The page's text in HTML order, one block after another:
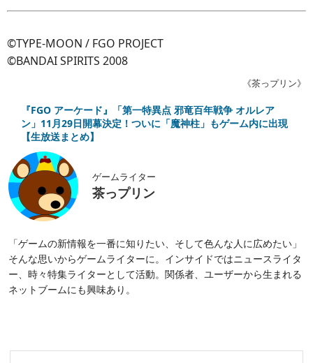
©TYPE-MOON / FGO PROJECT
©BANDAI SPIRITS 2008
《茶っプリン》
『FGO アーケード』「第一特異点 邪竜百年戦争 オルレア
ン」11月29日開幕決定！ついに「魔神柱」もゲーム内に出現
【生放送まとめ】
ゲームライター
茶っプリン
「ゲームの新情報を一番に知りたい、そして色んな人に広めたい」
そんな思いからゲームライターに。インサイドではニュースライタ
ー、時々特集ライターとして活動。関係者、ユーザーから生まれる
ネットブームにも興味あり。